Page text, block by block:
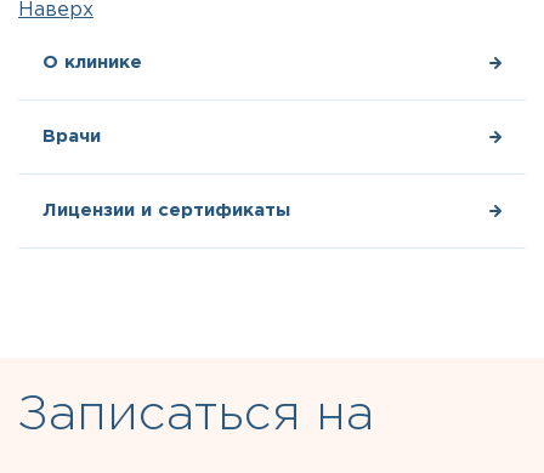
О клинике
Врачи
Лицензии и сертификаты
Наверх
Записаться на